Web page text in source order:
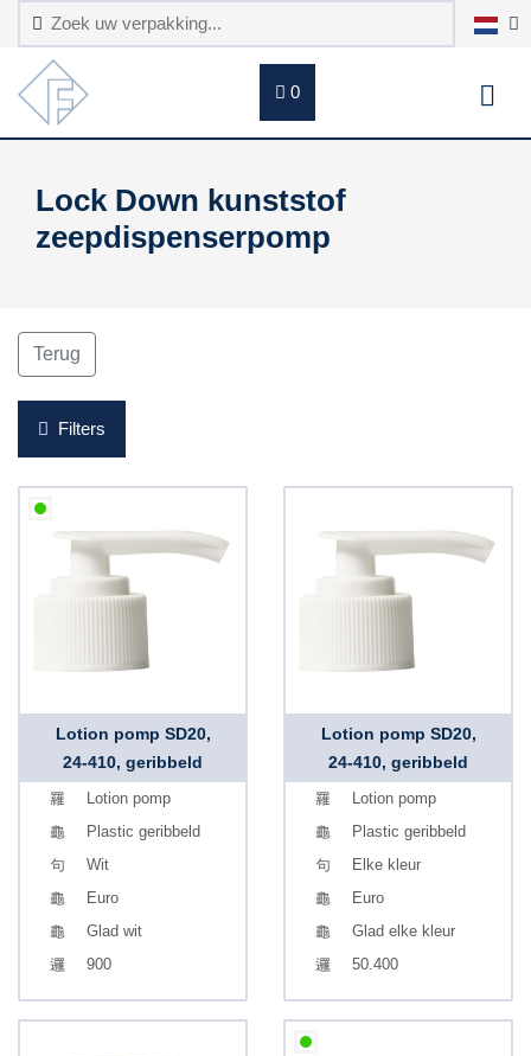
0
Lock Down kunststof
zeepdispenserpomp
Terug
Filters
Lotion pomp SD20,
24-410, geribbeld
Lotion pomp
Plastic geribbeld
Wit
Euro
Glad wit
900
Lotion pomp SD20,
24-410, geribbeld
Lotion pomp
Plastic geribbeld
Elke kleur
Euro
Glad elke kleur
50.400